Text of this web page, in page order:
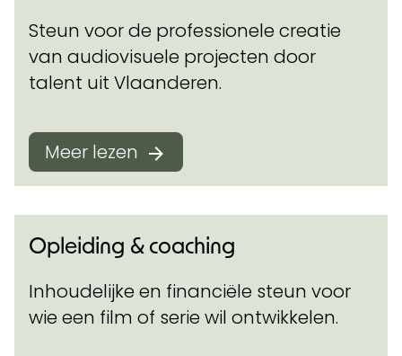
Steun voor de professionele creatie
van audiovisuele projecten door
talent uit Vlaanderen.
Meer lezen
Opleiding & coaching
Inhoudelijke en financiële steun voor
wie een film of serie wil ontwikkelen.